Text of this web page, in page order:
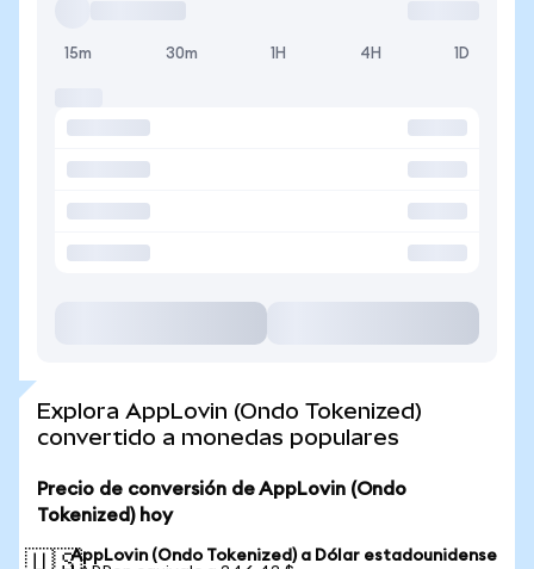
15m 30m 1H 4H 1D
Explora AppLovin (Ondo Tokenized)
convertido a monedas populares
Precio de conversión de AppLovin (Ondo
Tokenized) hoy
AppLovin (Ondo Tokenized) a Dólar estadounidense